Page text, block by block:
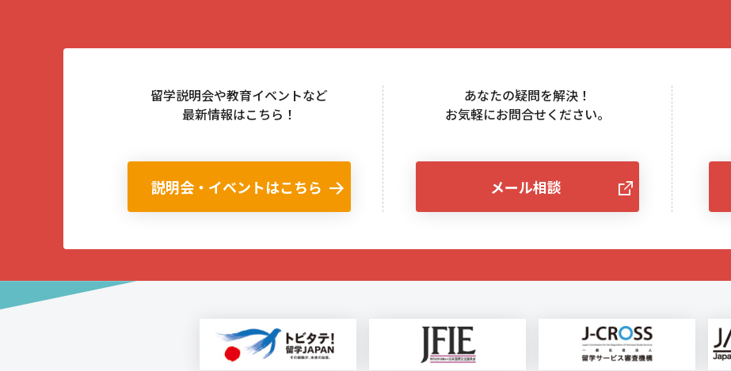
留学説明会や教育イベントなど
最新情報はこちら！
説明会・イベントはこちら
あなたの疑問を解決！
お気軽にお問合せください。
メール相談